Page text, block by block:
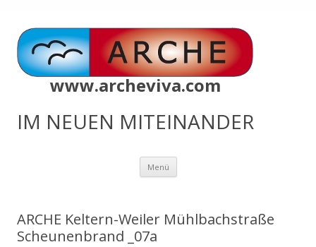
www.archeviva.com
IM NEUEN MITEINANDER
Menü Zum
springen
ARCHE Keltern-Weiler Mühlbachstraße
Scheunenbrand _07a